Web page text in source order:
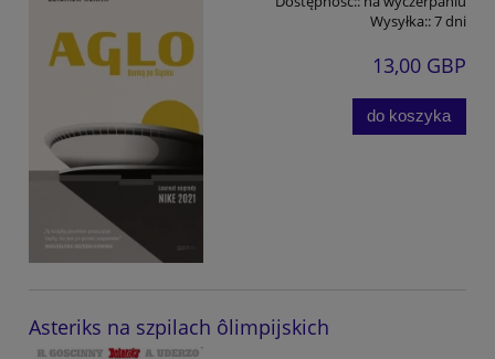
Wysyłka::7 dni
13,00 GBP
do koszyka
Asteriks na szpilach ôlimpijskich